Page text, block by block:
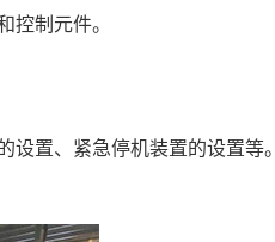
控制元件。
置、紧急停机装置的设置等。